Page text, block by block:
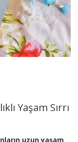
Yaşam Sırrı
uzun yaşam